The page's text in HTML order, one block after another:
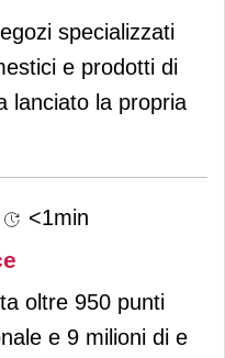
specializzati
e prodotti di
lanciato la propria
<1min
oltre 950 punti
e 9 milioni di e